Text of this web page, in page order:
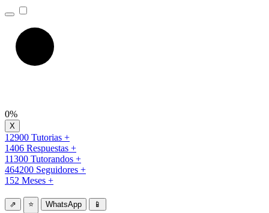
0%
12900 Tutorias +
1406 Respuestas +
11300 Tutorandos +
464200 Seguidores +
152 Meses +
⇗ ⭐ WhatsApp 📱